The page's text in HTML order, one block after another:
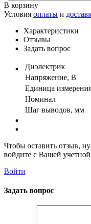
В корзину
Условия оплаты и
Характеристики
Отзывы
Задать вопрос
Диэлектрик
Напряжение, В
Единица
Номинал
Шаг выводов, мм
Чтобы оставить отзыв,
войдите с Вашей
Войти
Задать вопрос